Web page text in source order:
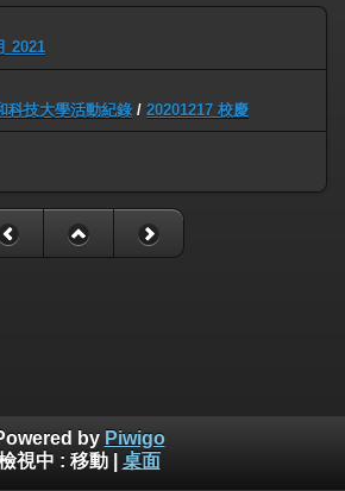
2021
科技大學活動紀錄 / 20201217 校慶
by Piwigo
視中 : 移動| 桌面